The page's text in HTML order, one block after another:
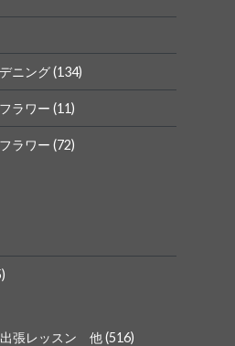
ニング(134)
ラワー (11)
ラワー (72)
張レッスン 他(516)